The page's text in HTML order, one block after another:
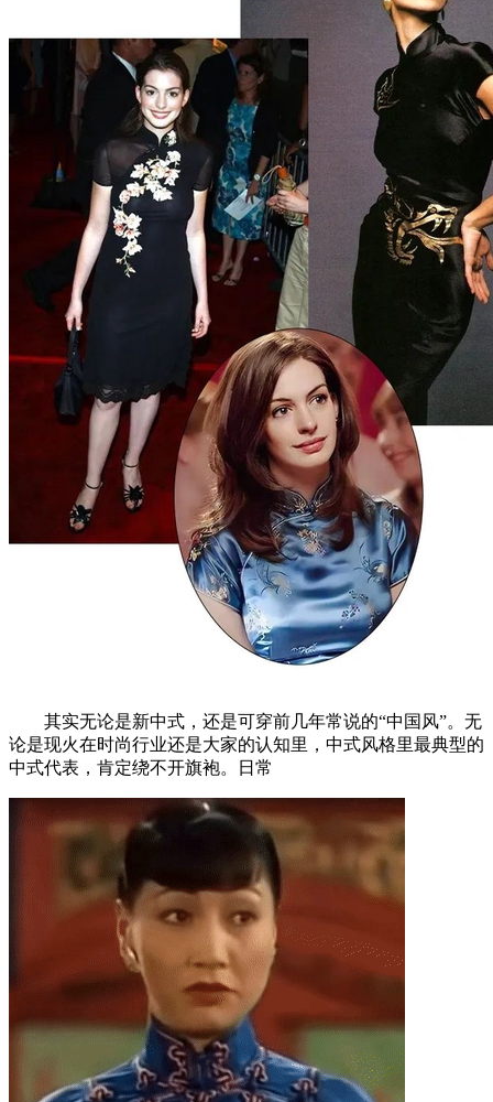
其实无论是新中式，还是可穿前几年常说的“中国风”。无
论是现火在时尚行业还是大家的认知里，中式风格里最典型的
中式代表，肯定绕不开旗袍。日常